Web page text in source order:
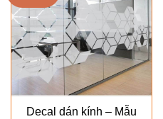
Decal dán kính – Mẫu